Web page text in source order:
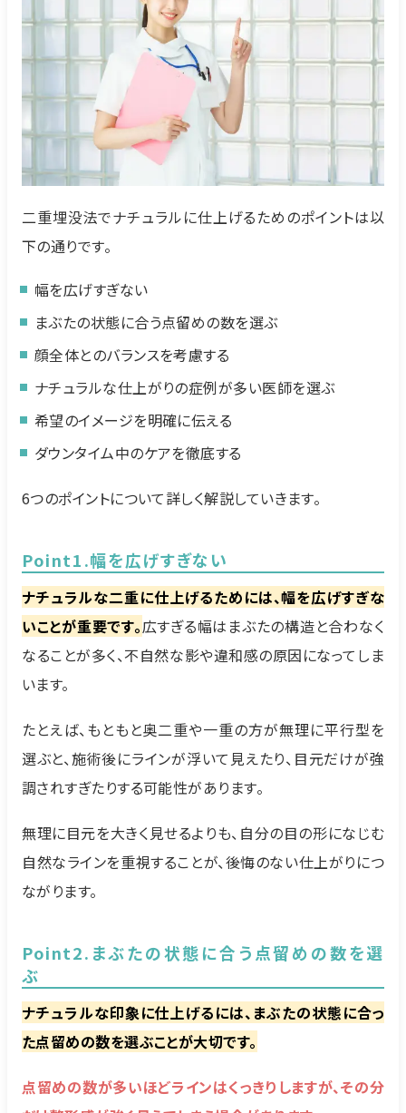
二重埋没法でナチュラルに仕上げるためのポイントは以
下の通りです。
幅を広げすぎない
まぶたの状態に合う点留めの数を選ぶ
顔全体とのバランスを考慮する
ナチュラルな仕上がりの症例が多い医師を選ぶ
希望のイメージを明確に伝える
ダウンタイム中のケアを徹底する
6つのポイントについて詳しく解説していきます。
Point1.幅を広げすぎない
ナチュラルな二重に仕上げるためには、幅を広げすぎな
いことが重要です。広すぎる幅はまぶたの構造と合わなく
なることが多く、不自然な影や違和感の原因になってしま
います。
たとえば、もともと奥二重や一重の方が無理に平行型を
選ぶと、施術後にラインが浮いて見えたり、目元だけが強
調されすぎたりする可能性があります。
無理に目元を大きく見せるよりも、自分の目の形になじむ
自然なラインを重視することが、後悔のない仕上がりにつ
ながります。
Point2.まぶたの状態に合う点留めの数を選
ぶ
ナチュラルな印象に仕上げるには、まぶたの状態に合っ
た点留めの数を選ぶことが大切です。
点留めの数が多いほどラインはくっきりしますが、その分